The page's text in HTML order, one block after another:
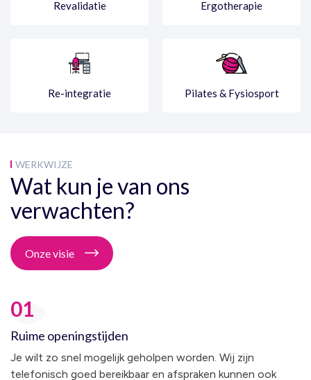
Revalidatie
Ergotherapie
Re-integratie Pilates & Fysiosport
WERKWIJZE
Wat kun je van ons
verwachten?
Onze visie
01
Ruime openingstijden
Je wilt zo snel mogelijk geholpen worden. Wij zijn
telefonisch goed bereikbaar en afspraken kunnen ook